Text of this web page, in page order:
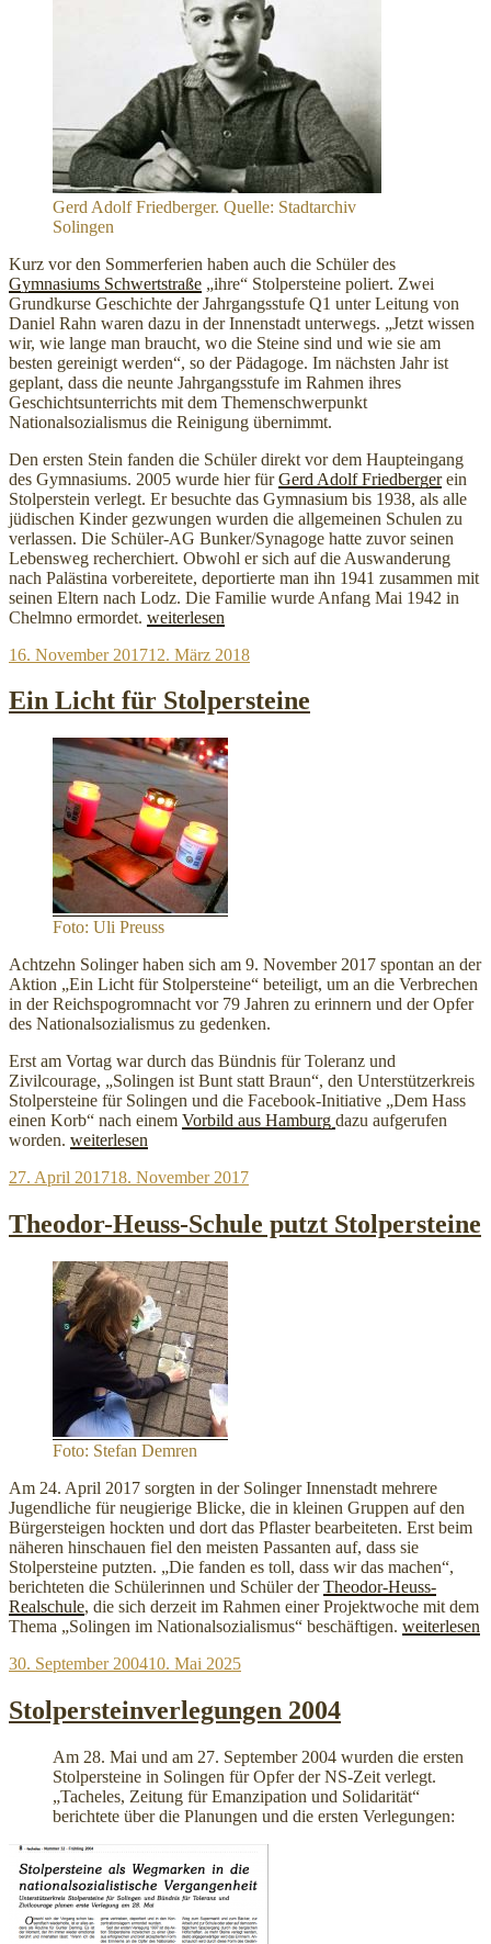
Gerd Adolf Friedberger. Quelle: Stadtarchiv
Solingen
Kurz vor den Sommerferien haben auch die Schüler des
Gymnasiums Schwertstraße „ihre“ Stolpersteine poliert. Zwei
Grundkurse Geschichte der Jahrgangsstufe Q1 unter Leitung von
Daniel Rahn waren dazu in der Innenstadt unterwegs. „Jetzt wissen
wir, wie lange man braucht, wo die Steine sind und wie sie am
besten gereinigt werden“, so der Pädagoge. Im nächsten Jahr ist
geplant, dass die neunte Jahrgangsstufe im Rahmen ihres
Geschichtsunterrichts mit dem Themenschwerpunkt
Nationalsozialismus die Reinigung übernimmt.
Den ersten Stein fanden die Schüler direkt vor dem Haupteingang
des Gymnasiums. 2005 wurde hier fürGerd Adolf Friedbergerein
Stolperstein verlegt. Er besuchte das Gymnasium bis 1938, als alle
jüdischen Kinder gezwungen wurden die allgemeinen Schulen zu
verlassen. Die Schüler-AG Bunker/Synagoge hatte zuvor seinen
Lebensweg recherchiert. Obwohl er sich auf die Auswanderung
nach Palästina vorbereitete, deportierte man ihn 1941 zusammen mit
seinen Eltern nach Lodz. Die Familie wurde Anfang Mai 1942 in
Chelmno ermordet. „Geschichtskurs
Schwertstraße
Stolpersteine“
weiterlesen
Veröffentlicht
16. November 201712. März 2018
Ein Licht für Stolpersteine
Foto: Uli Preuss
Achtzehn Solinger haben sich am 9. November 2017 spontan an der
Aktion „Ein Licht für Stolpersteine“ beteiligt, um an die Verbrechen
in der Reichspogromnacht vor 79 Jahren zu erinnern und der Opfer
des Nationalsozialismus zu gedenken.
Erst am Vortag war durch das Bündnis für Toleranz und
Zivilcourage, „Solingen ist Bunt statt Braun“, den Unterstützerkreis
Stolpersteine für Solingen und die Facebook-Initiative „Dem Hass
einen Korb“ nach einem Vorbild aus Hamburg dazu aufgerufen
worden. „Ein
für
weiterlesen
Veröffentlicht
27. April 201718. November 2017
Theodor-Heuss-Schule putzt Stolpersteine
Foto: Stefan Demren
Am 24. April 2017 sorgten in der Solinger Innenstadt mehrere
Jugendliche für neugierige Blicke, die in kleinen Gruppen auf den
Bürgersteigen hockten und dort das Pflaster bearbeiteten. Erst beim
näheren hinschauen fiel den meisten Passanten auf, dass sie
Stolpersteine putzten. „Die fanden es toll, dass wir das machen“,
berichteten die Schülerinnen und Schüler derTheodor-Heuss-
Realschule, die sich derzeit im Rahmen einer Projektwoche mit dem
Thema „Solingen im Nationalsozialismus“ beschäftigen. „Theodor-
weiterlesen
Veröffentlicht
30. September 200410. Mai 2025
Stolpersteinverlegungen 2004
Am 28. Mai und am 27. September 2004 wurden die ersten
Stolpersteine in Solingen für Opfer der NS-Zeit verlegt.
„Tacheles, Zeitung für Emanzipation und Solidarität“
berichtete über die Planungen und die ersten Verlegungen: